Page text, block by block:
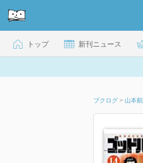
トップ 新刊ニュース
ブクログ > 山本